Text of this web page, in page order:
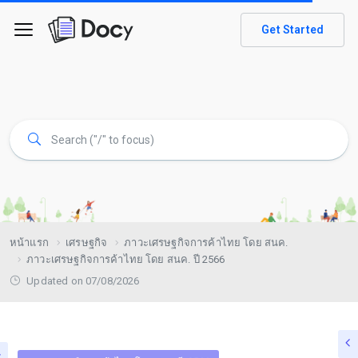
Get Started
หน้าแรก เศรษฐกิจ
ภาวะเศรษฐกิจการค้าไทย โดย สนค.
ภาวะเศรษฐกิจการค้าไทย โดย สนค. ปี 2566
Updated on 07/08/2026